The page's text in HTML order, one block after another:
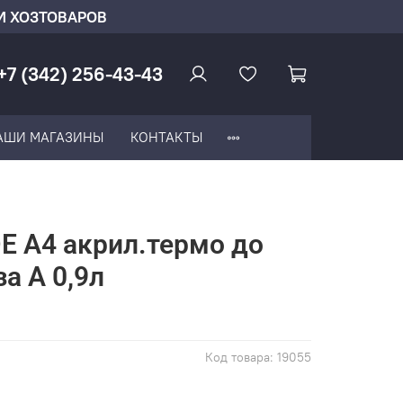
ХОЗТОВАРОВ
(342) 256-43-43
МАГАЗИНЫ КОНТАКТЫ
Код товара: 19055
А4 акрил.термо до
А 0,9л